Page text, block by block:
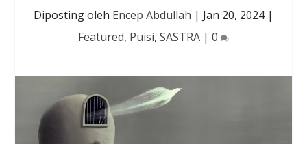
Diposting oleh Encep Abdullah | Jan 20, 2024|
Featured, Puisi, SASTRA | 0